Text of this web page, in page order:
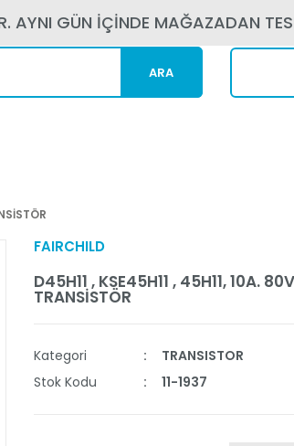
AYNI GÜN İÇİNDE MAĞAZADAN
ARA
FAIRCHILD
D45H11 , KSE45H11 , 45H11, 10A.
TRANSİSTÖR
Kategori
TRANSISTOR
Stok Kodu
11-1937